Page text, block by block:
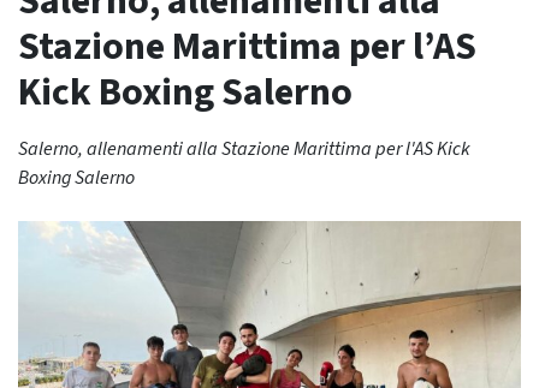
Stazione Marittima per l’AS
Kick Boxing Salerno
Salerno, allenamenti alla Stazione Marittima per l'AS Kick
Boxing Salerno